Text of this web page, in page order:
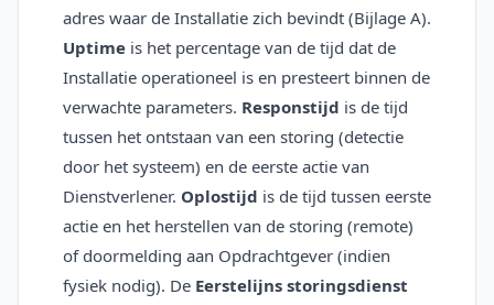
adres waar de Installatie zich bevindt (Bijlage A).
Uptime is het percentage van de tijd dat de
Installatie operationeel is en presteert binnen de
verwachte parameters. Responstijd is de tijd
tussen het ontstaan van een storing (detectie
door het systeem) en de eerste actie van
Dienstverlener. Oplostijd is de tijd tussen eerste
actie en het herstellen van de storing (remote)
of doormelding aan Opdrachtgever (indien
fysiek nodig). De Eerstelijns storingsdienst